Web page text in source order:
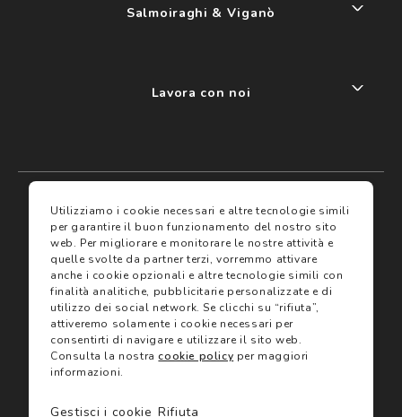
I miei preferiti
Assicurazioni
Servizi
Trova negozio
Gift Card
Salmoiraghi & Viganò
Lavora con noi
Termini e condizioni
Termini di vendita
Avvertenze e informazioni di sicurezza sui prodotti
Informativa sulla Privacy
Utilizzo dei cookie
Utilizziamo i cookie necessari e altre tecnologie simili
per garantire il buon funzionamento del nostro sito
web. Per migliorare e monitorare le nostre attività e
quelle svolte da partner terzi, vorremmo attivare
anche i cookie opzionali e altre tecnologie simili con
finalità analitiche, pubblicitarie personalizzate e di
utilizzo dei social network. Se clicchi su “rifiuta”,
attiveremo solamente i cookie necessari per
consentirti di navigare e utilizzare il sito web.
Consulta la nostracookie policy per maggiori
informazioni.
Rifiuta
Gestisci i cookie